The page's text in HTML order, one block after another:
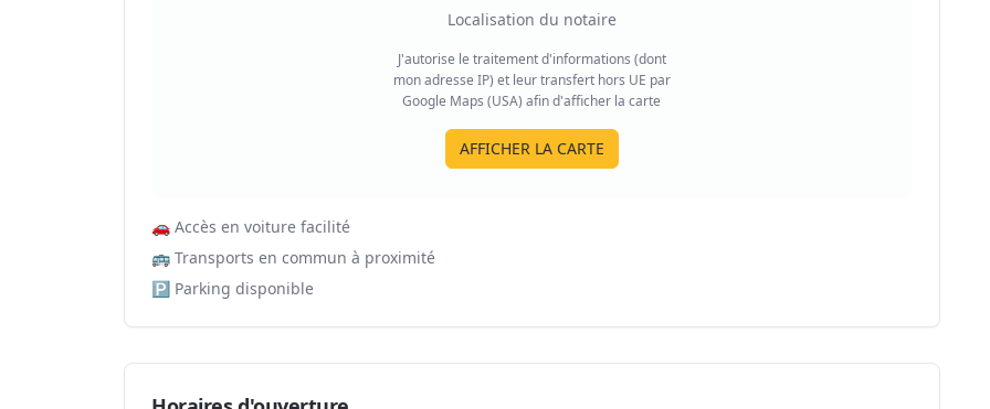
Localisation du notaire
J'autorise le traitement d'informations (dont
mon adresse IP) et leur transfert hors UE par
Google Maps (USA) afin d'afficher la carte
AFFICHER LA CARTE
🚗 Accès en voiture facilité
🚌 Transports en commun à proximité
🅿️ Parking disponible